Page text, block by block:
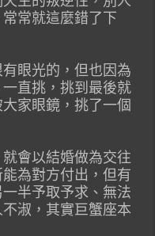
常就這麼錯了下
眼光的，但也因為
直挑，挑到最後就
家眼鏡，挑了一個
會以結婚做為交往
為對方付出，但有
半予取予求、無法
淑，其實巨蟹座本